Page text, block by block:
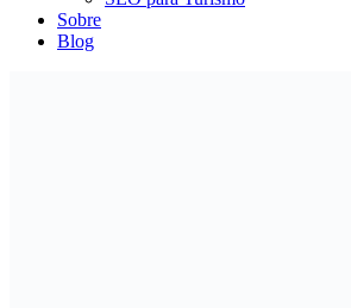
Sobre
Blog